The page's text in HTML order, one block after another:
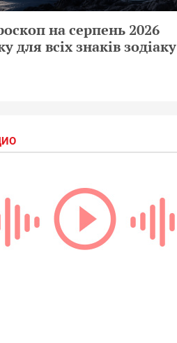
на серпень 2026
для всіх знаків зодіаку